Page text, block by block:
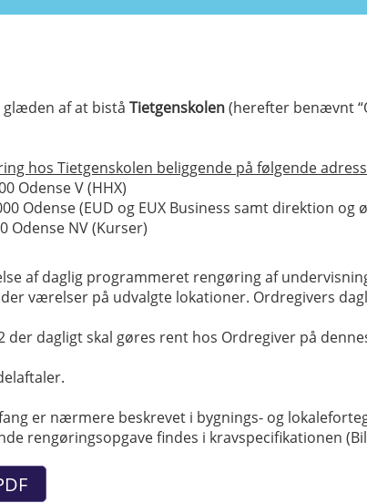
af at bistå Tietgenskolen(herefter benævnt
hos Tietgenskolen beliggende på følgende
Odense V (HHX)
Odense (EUD og EUX Business samt direktion og
Odense NV (Kurser)
af daglig programmeret rengøring af
værelser på udvalgte lokationer. Ordregivers
der dagligt skal gøres rent hos Ordregiver på
er nærmere beskrevet i bygnings- og
rengøringsopgave findes i kravspecifikationen